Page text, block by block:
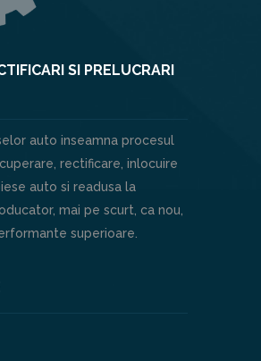
SI PRELUCRARI
auto inseamna procesul
rectificare, inlocuire
auto si readusa la
mai pe scurt, ca nou,
superioare.